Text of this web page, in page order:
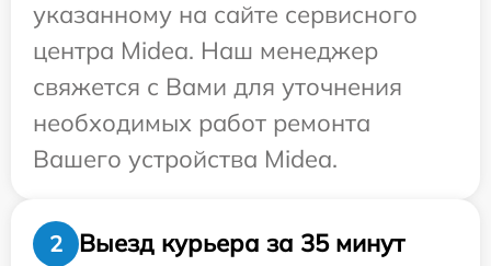
указанному на сайте сервисного
центра Midea. Наш менеджер
свяжется с Вами для уточнения
необходимых работ ремонта
Вашего устройства Midea.
2 Выезд курьера за 35 минут